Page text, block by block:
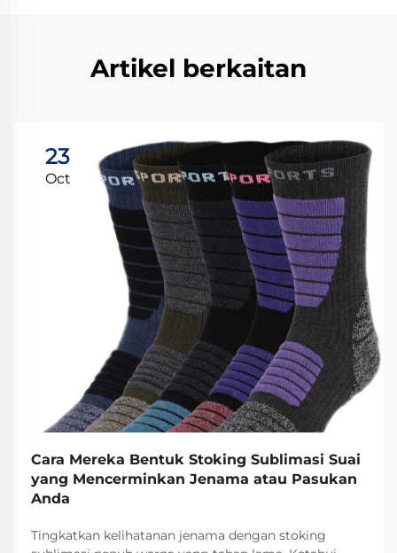
Artikel berkaitan
23
Oct
Cara Mereka Bentuk Stoking Sublimasi Suai
yang Mencerminkan Jenama atau Pasukan
Anda
Tingkatkan kelihatanan jenama dengan stoking